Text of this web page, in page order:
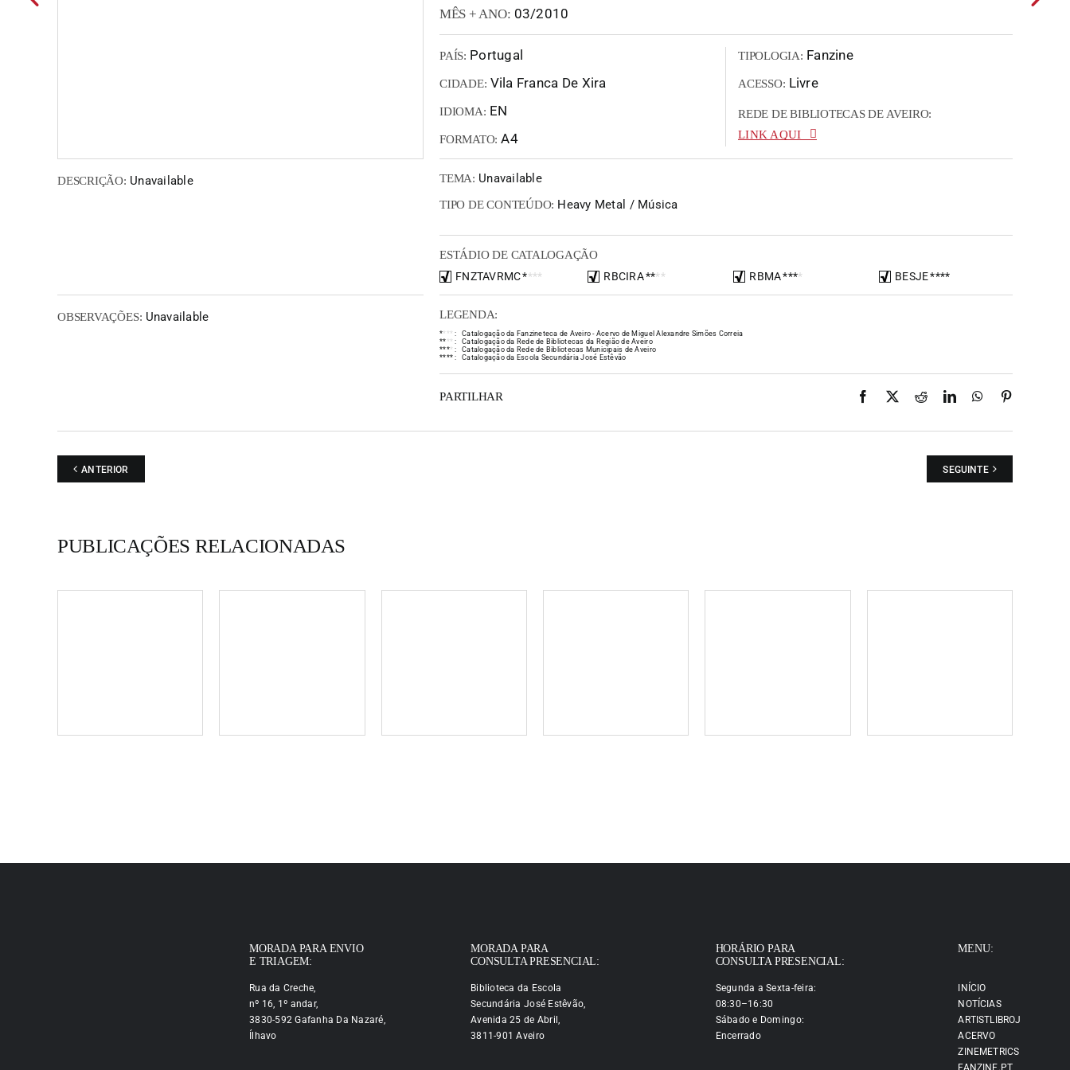
MÊS + ANO: 03/2010
PAÍS: Portugal
CIDADE: Vila Franca De Xira
IDIOMA: EN
FORMATO: A4
TIPOLOGIA: Fanzine
ACESSO: Livre
REDE DE BIBLIOTECAS DE AVEIRO:
LINK AQUI
DESCRIÇÃO: Unavailable TEMA: Unavailable
TIPO DE CONTEÚDO: Heavy Metal / Música
ESTÁDIO DE CATALOGAÇÃO
FNZTAVRMC**** RBCIRA**** RBMA**** BESJE****
OBSERVAÇÕES: Unavailable LEGENDA:
** * * :
Catalogação da Fanzineteca de Aveiro - Acervo de Miguel Alexandre Simões Correia
** * * :
Catalogação da Rede de Bibliotecas da Região de Aveiro
**** :
Catalogação da Rede de Bibliotecas Municipais de Aveiro
**** : Catalogação da Escola Secundária José Estêvão
PARTILHAR Facebook
X RedditLinkedInWhatsApp
ANTERIOR SEGUINTE
PUBLICAÇÕES RELACIONADAS
MORADA PARA ENVIO
E TRIAGEM:
Rua da Creche,
nº 16, 1º andar,
3830-592 Gafanha Da Nazaré,
Ílhavo
MORADA PARA
CONSULTA PRESENCIAL:
Biblioteca da Escola
Secundária José Estêvão,
Avenida 25 de Abril,
3811-901 Aveiro
HORÁRIO PARA
CONSULTA PRESENCIAL:
Segunda a Sexta-feira:
08:30–16:30
Sábado e Domingo:
Encerrado
MENU:
INÍCIO
NOTÍCIAS
ARTISTLIBROJ
ACERVO
ZINEMETRICS